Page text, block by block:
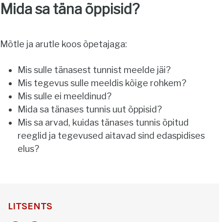
Mida sa täna õppisid?
Mõtle ja arutle koos õpetajaga:
Mis sulle tänasest tunnist meelde jäi?
Mis tegevus sulle meeldis kõige rohkem?
Mis sulle ei meeldinud?
Mida sa tänases tunnis uut õppisid?
Mis sa arvad, kuidas tänases tunnis õpitud
reeglid ja tegevused aitavad sind edaspidises
elus?
LITSENTS